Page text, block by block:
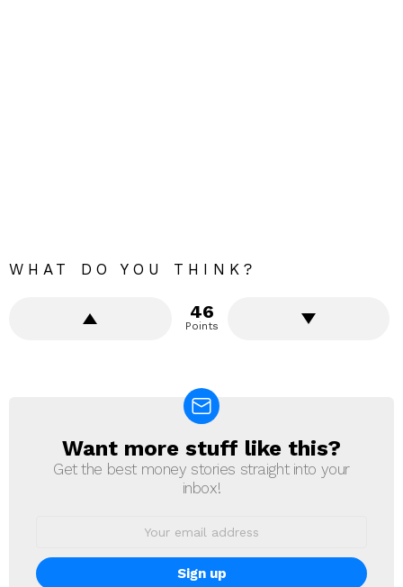
WHAT DO YOU THINK?
46
Points
NEWSLETTER
Want more stuff like this?
Get the best money stories straight into your
inbox!